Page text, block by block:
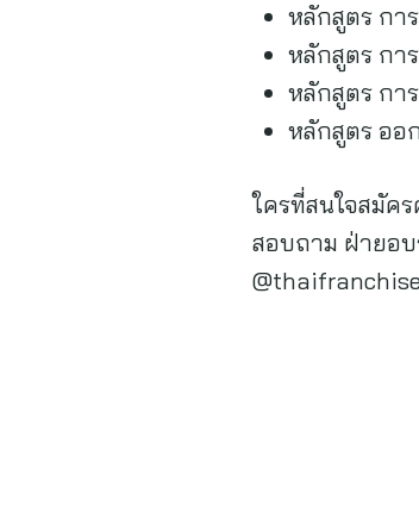
หลักสูตร กา
หลักสูตร กา
หลักสูตร กา
หลักสูตร ออ
ใครที่สนใจสมัค
สอบถาม ฝ่ายอบ